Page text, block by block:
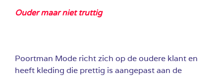
Ouder maar niet truttig
Poortman Mode richt zich op de oudere klant en
heeft kleding die prettig is aangepast aan de